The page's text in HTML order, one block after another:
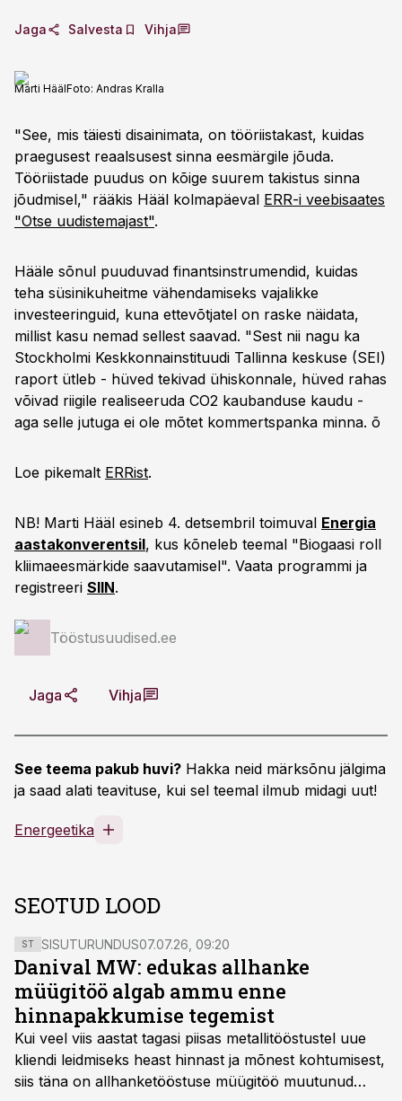
Jaga Salvesta Vihja
Marti HäälFoto: Andras Kralla
"See, mis täiesti disainimata, on tööriistakast, kuidas
praegusest reaalsusest sinna eesmärgile jõuda.
Tööriistade puudus on kõige suurem takistus sinna
jõudmisel," rääkis Hääl kolmapäeval ERR-i veebisaates
"Otse uudistemajast".
Hääle sõnul puuduvad finantsinstrumendid, kuidas
teha süsinikuheitme vähendamiseks vajalikke
investeeringuid, kuna ettevõtjatel on raske näidata,
millist kasu nemad sellest saavad. "Sest nii nagu ka
Stockholmi Keskkonnainstituudi Tallinna keskuse (SEI)
raport ütleb - hüved tekivad ühiskonnale, hüved rahas
võivad riigile realiseeruda CO2 kaubanduse kaudu -
aga selle jutuga ei ole mõtet kommertspanka minna. õ
Loe pikemalt ERRist.
NB! Marti Hääl esineb 4. detsembril toimuval Energia
aastakonverentsil, kus kõneleb teemal "Biogaasi roll
kliimaeesmärkide saavutamisel". Vaata programmi ja
registreeri SIIN.
Tööstusuudised.ee
Jaga Vihja
See teema pakub huvi? Hakka neid märksõnu jälgima
ja saad alati teavituse, kui sel teemal ilmub midagi uut!
Energeetika
SEOTUD LOOD
ST SISUTURUNDUS07.07.26, 09:20
Danival MW: edukas allhanke
müügitöö algab ammu enne
hinnapakkumise tegemist
Kui veel viis aastat tagasi piisas metallitööstustel uue
kliendi leidmiseks heast hinnast ja mõnest kohtumisest,
siis täna on allhanketööstuse müügitöö muutunud